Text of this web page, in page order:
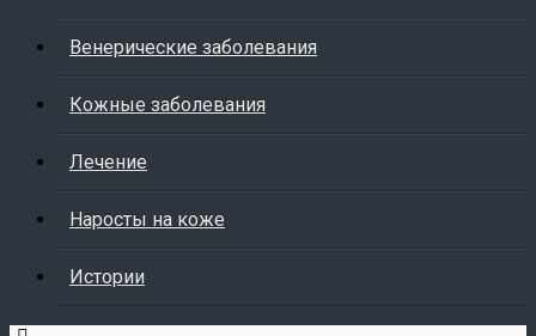
Венерические заболевания
Кожные заболевания
Лечение
Наросты на коже
Истории